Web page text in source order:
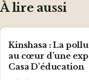
À lire aussi
Kinshasa : La
au cœur d’une
Casa D'éducation